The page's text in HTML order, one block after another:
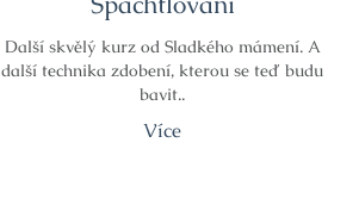
Další skvělý kurz od Sladkého mámení. A
další technika zdobení, kterou se teď budu
bavit..
Více